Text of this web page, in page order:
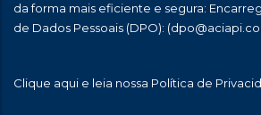
da forma mais eficiente e segura:
de Dados Pessoais (DPO):
Clique aqui e leia nossa Política de